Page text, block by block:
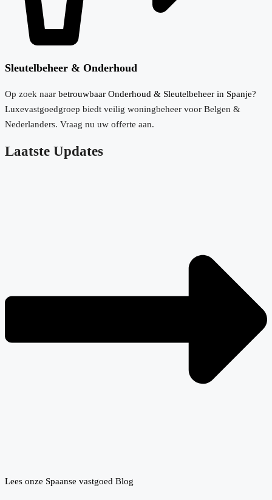
Sleutelbeheer & Onderhoud
Op zoek naar betrouwbaar Onderhoud & Sleutelbeheer in Spanje?
Luxevastgoedgroep biedt veilig woningbeheer voor Belgen &
Nederlanders. Vraag nu uw offerte aan.
Laatste Updates
Lees onze Spaanse vastgoed Blog